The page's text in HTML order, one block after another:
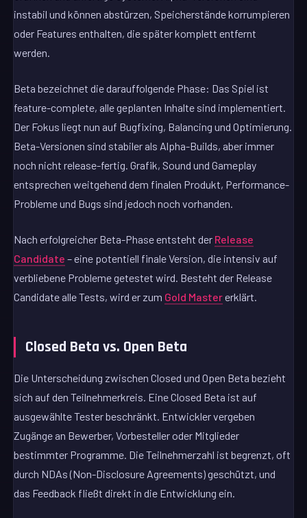
instabil und können abstürzen, Speicherstände korrumpieren
oder Features enthalten, die später komplett entfernt
werden.
Beta bezeichnet die darauffolgende Phase: Das Spiel ist
feature-complete, alle geplanten Inhalte sind implementiert.
Der Fokus liegt nun auf Bugfixing, Balancing und Optimierung.
Beta-Versionen sind stabiler als Alpha-Builds, aber immer
noch nicht release-fertig. Grafik, Sound und Gameplay
entsprechen weitgehend dem finalen Produkt, Performance-
Probleme und Bugs sind jedoch noch vorhanden.
Nach erfolgreicher Beta-Phase entsteht der Release
Candidate – eine potentiell finale Version, die intensiv auf
verbliebene Probleme getestet wird. Besteht der Release
Candidate alle Tests, wird er zum Gold Mastererklärt.
Closed Beta vs. Open Beta
Die Unterscheidung zwischen Closed und Open Beta bezieht
sich auf den Teilnehmerkreis. Eine Closed Beta ist auf
ausgewählte Tester beschränkt. Entwickler vergeben
Zugänge an Bewerber, Vorbesteller oder Mitglieder
bestimmter Programme. Die Teilnehmerzahl ist begrenzt, oft
durch NDAs (Non-Disclosure Agreements) geschützt, und
das Feedback fließt direkt in die Entwicklung ein.